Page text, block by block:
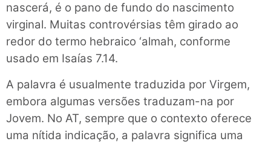
nascerá, é o pano de fundo do nascimento
virginal. Muitas controvérsias têm girado ao
redor do termo hebraico ‘almah, conforme
usado em Isaías 7.14.
A palavra é usualmente traduzida por Virgem,
embora algumas versões traduzam-na por
Jovem. No AT, sempre que o contexto oferece
uma nítida indicação, a palavra significa uma